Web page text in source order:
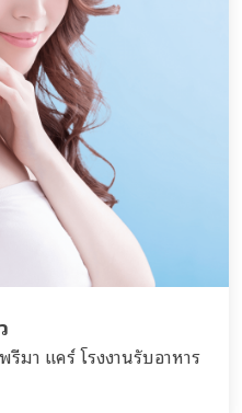
มา แคร์ โรงงานรับอาหาร